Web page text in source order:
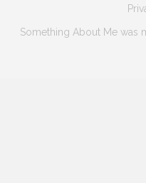
Something About Me was